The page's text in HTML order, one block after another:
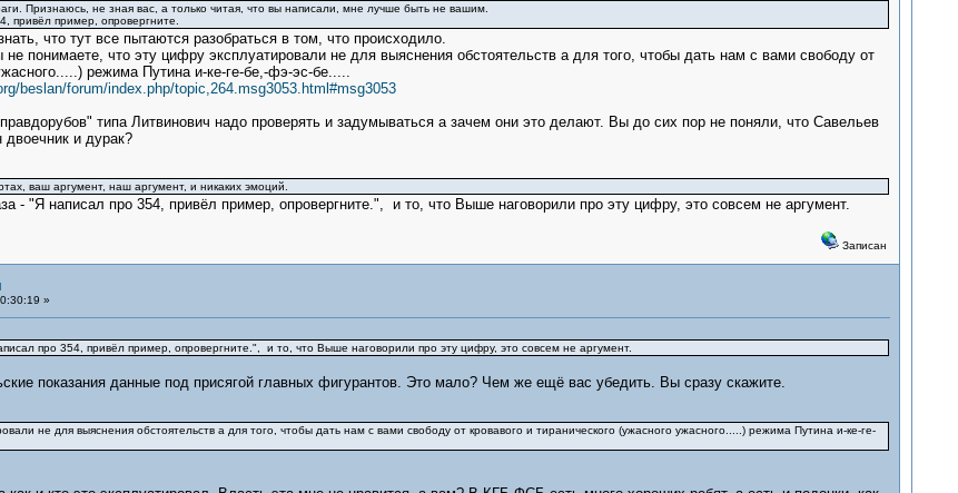
Признаюсь, не зная вас, а только читая, что вы написали, мне лучше быть не вашим.
привёл пример, опровергните.
что тут все пытаются разобраться в том, что происходило.
понимаете, что эту цифру эксплуатировали не для выяснения обстоятельств а для того, чтобы дать нам с вами свободу от
режима Путина и-ке-ге-бе,-фэ-эс-бе.....
beslan/forum/index.php/topic,264.msg3053.html#msg3053
типа Литвинович надо проверять и задумываться а зачем они это делают. Вы до сих пор не поняли, что Савельев
и дурак?
ваш аргумент, наш аргумент, и никаких эмоций.
- "Я написал про 354, привёл пример, опровергните.", и то, что Выше наговорили про эту цифру, это совсем не аргумент.
Записан
»
про 354, привёл пример, опровергните.", и то, что Выше наговорили про эту цифру, это совсем не аргумент.
показания данные под присягой главных фигурантов. Это мало? Чем же ещё вас убедить. Вы сразу скажите.
не для выяснения обстоятельств а для того, чтобы дать нам с вами свободу от кровавого и тиранического (ужасного ужасного.....) режима Путина и-ке-ге-